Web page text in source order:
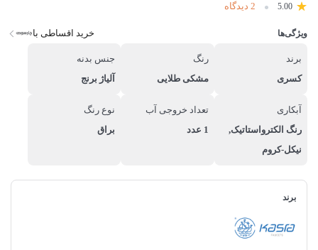
5.00 2 دیدگاه
ویژگی‌ها خرید اقساطی با
برند
کسری
رنگ
مشکی طلایی
جنس بدنه
آلیاژ برنج
آبکاری
رنگ الکترواستاتیک,
نیکل-کروم
تعداد خروجی آب
1 عدد
نوع رنگ
براق
برند